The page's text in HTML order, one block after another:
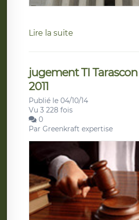
Lire la suite
jugement TI
2011
Publié le 04/10/14
Vu 3 228 fois
0
Par Greenkraft expertise